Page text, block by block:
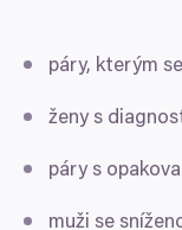
páry, kterým
ženy s
páry s
muži se